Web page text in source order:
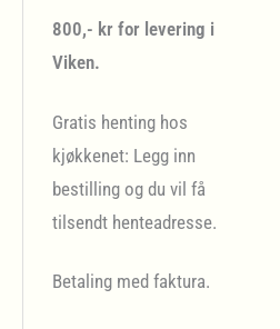
800,- kr for levering i
Viken.
Gratis henting hos
kjøkkenet: Legg inn
bestilling og du vil få
tilsendt henteadresse.
Betaling med faktura.